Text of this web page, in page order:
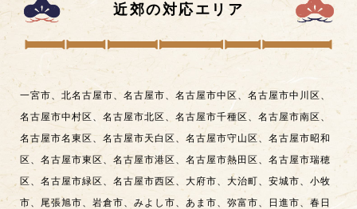
近郊の対応エリア
一宮市、 北名古屋市、 名古屋市、 名古屋市中区 、 名古屋市中川区 、
名古屋市中村区、 名古屋市北区 、 名古屋市千種区 、 名古屋市南区 、
名古屋市名東区、 名古屋市天白区 、 名古屋市守山区、 名古屋市昭和
区 、 名古屋市東区、 名古屋市港区 、 名古屋市熱田区 、 名古屋市瑞穂
区 、 名古屋市緑区 、 名古屋市西区 、 大府市、 大治町、 安城市、 小牧
市、 尾張旭市、 岩倉市、 みよし市、 あま市、 弥富市、 日進市、春日